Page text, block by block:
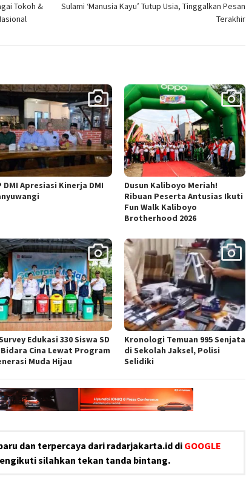
Tokoh &
Sulami ‘Manusia Kayu’ Tutup Usia, Tinggalkan Pesan
Terakhir
DMI Apresiasi Kinerja DMI
Dusun Kaliboyo Meriah!
Ribuan Peserta Antusias Ikuti
Fun Walk Kaliboyo
Brotherhood 2026
Edukasi 330 Siswa SD
Cina Lewat Program
Muda Hijau
Kronologi Temuan 995 Senjata
di Sekolah Jaksel, Polisi
Selidiki
dan terpercaya dari radarjakarta.id di GOOGLE
silahkan tekan tanda bintang.